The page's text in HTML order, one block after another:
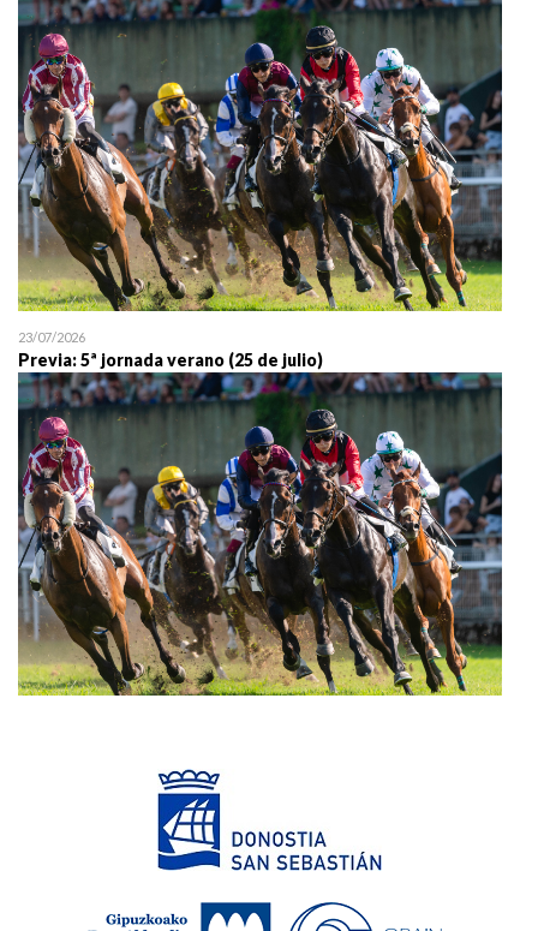
23/07/2026
Previa: 5ª jornada verano (25 de julio)